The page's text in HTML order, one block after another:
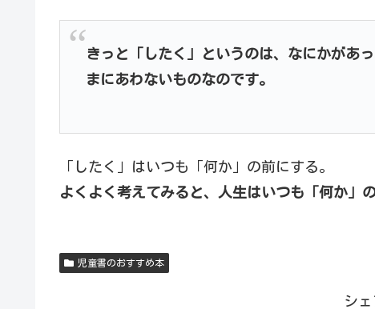
きっと「したく」というのは、なにかがあ
まにあわないものなのです。
「したく」はいつも「何か」の前にする。
よくよく考えてみると、人生はいつも「何か」の
児童書のおすすめ本
シ